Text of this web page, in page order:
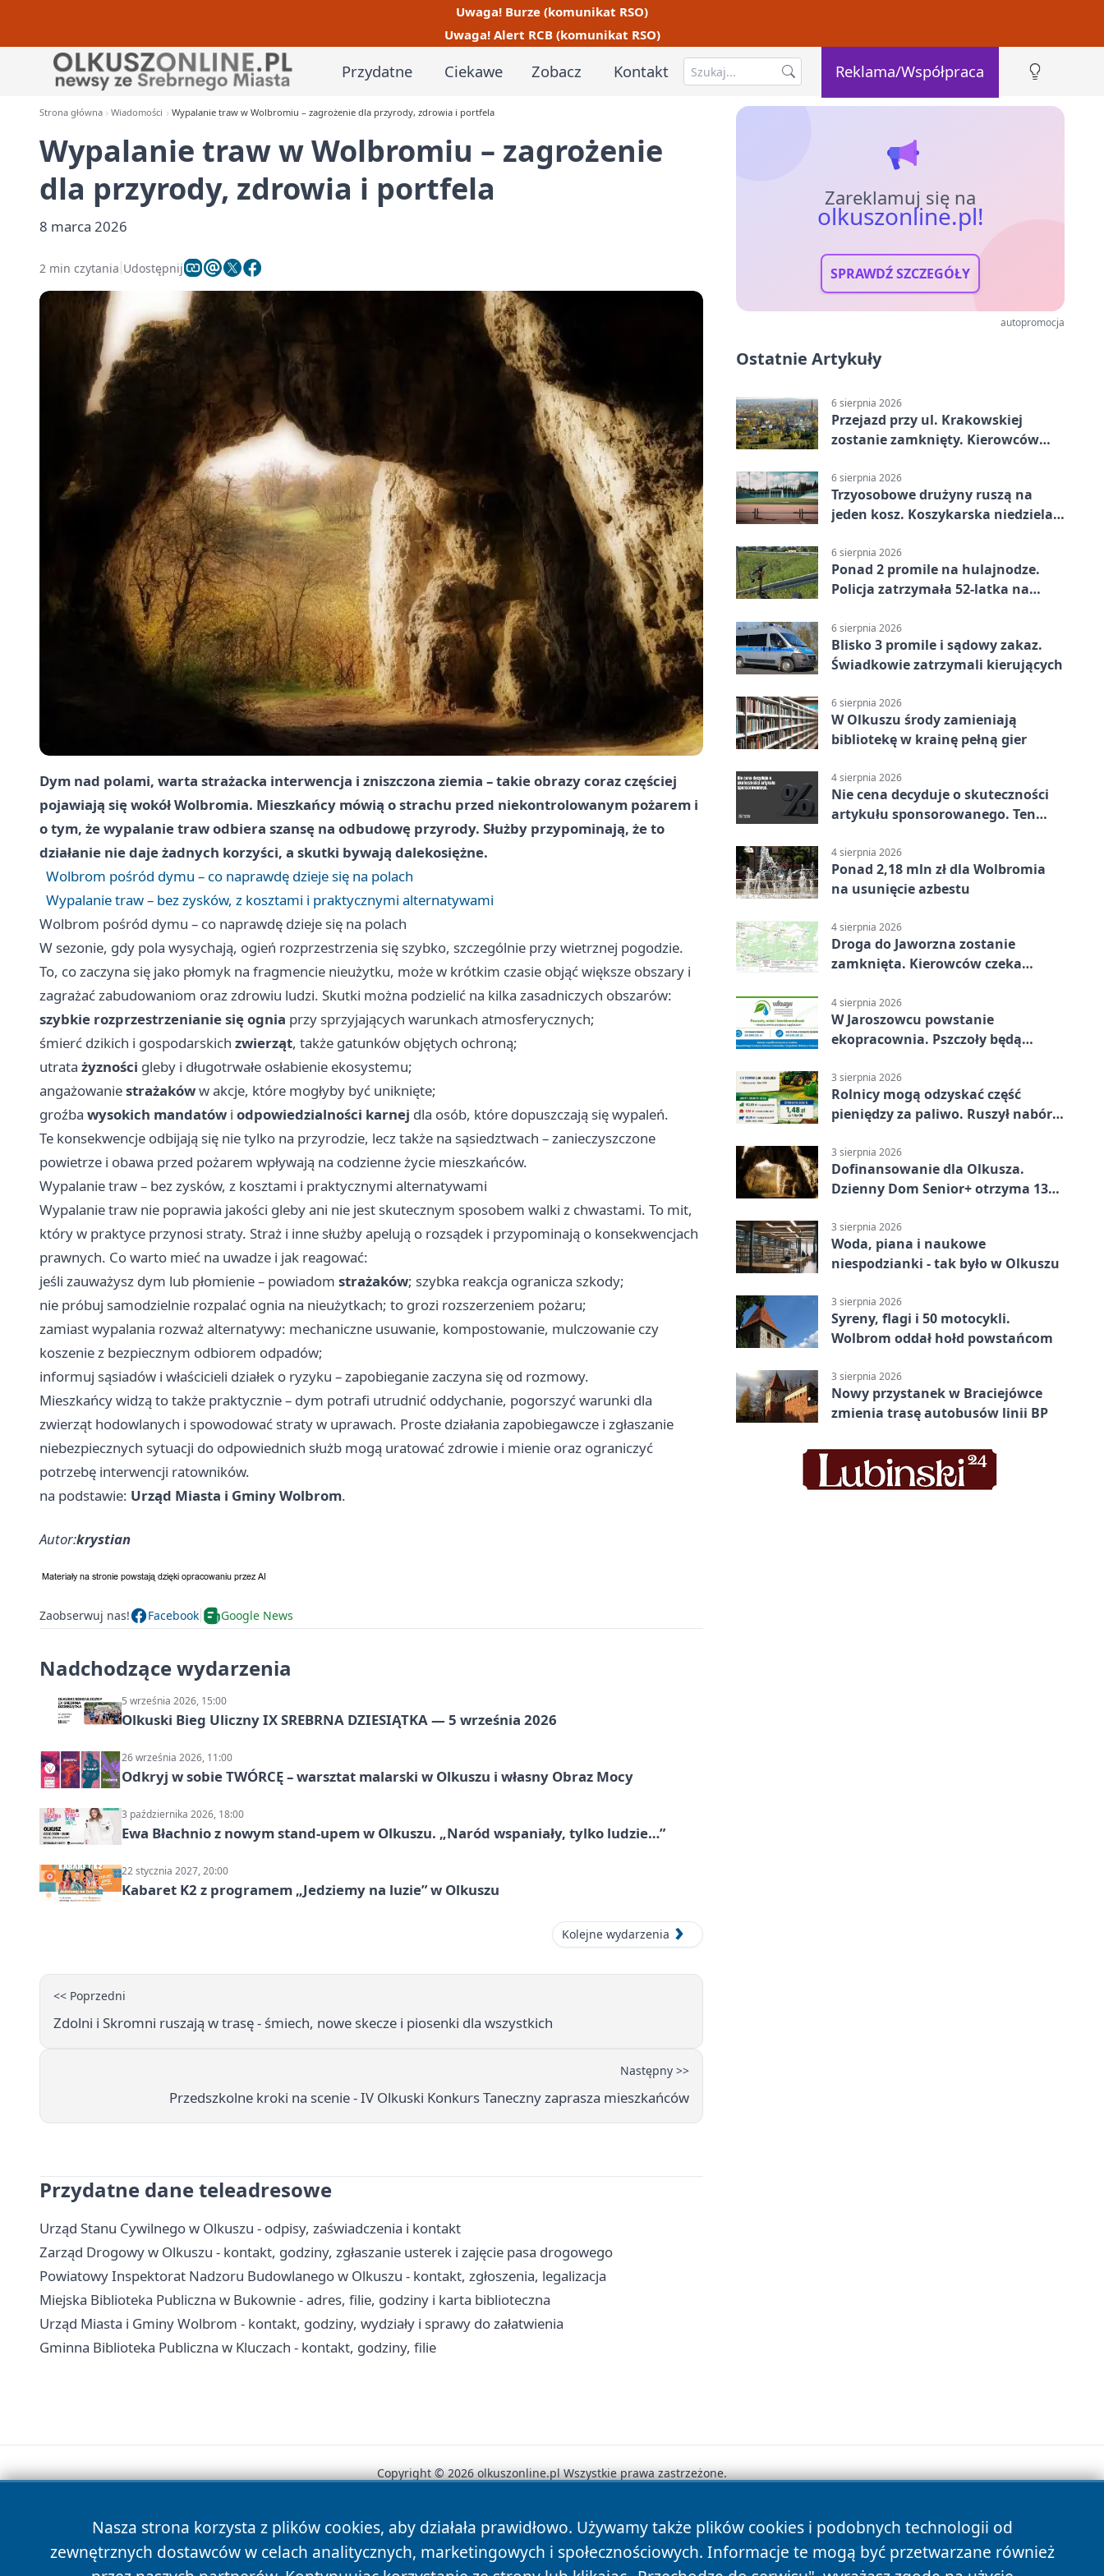
Uwaga! Burze (komunikat RSO)
Uwaga! Alert RCB (komunikat RSO)
Przydatne Ciekawe Zobacz Kontakt Reklama/Współpraca
Strona główna Wiadomości Wypalanie traw w Wolbromiu – zagrożenie dla przyrody, zdrowia i portfela
Wypalanie traw w Wolbromiu – zagrożenie
dla przyrody, zdrowia i portfela
8 marca 2026
2 min czytania Udostępnij
Dym nad polami, warta strażacka interwencja i zniszczona ziemia – takie obrazy coraz częściej
pojawiają się wokół Wolbromia. Mieszkańcy mówią o strachu przed niekontrolowanym pożarem i
o tym, że wypalanie traw odbiera szansę na odbudowę przyrody. Służby przypominają, że to
działanie nie daje żadnych korzyści, a skutki bywają dalekosiężne.
Wolbrom pośród dymu – co naprawdę dzieje się na polach
Wypalanie traw – bez zysków, z kosztami i praktycznymi alternatywami
Wolbrom pośród dymu – co naprawdę dzieje się na polach
W sezonie, gdy pola wysychają, ogień rozprzestrzenia się szybko, szczególnie przy wietrznej pogodzie.
To, co zaczyna się jako płomyk na fragmencie nieużytku, może w krótkim czasie objąć większe obszary i
zagrażać zabudowaniom oraz zdrowiu ludzi. Skutki można podzielić na kilka zasadniczych obszarów:
szybkie rozprzestrzenianie się ognia przy sprzyjających warunkach atmosferycznych;
śmierć dzikich i gospodarskich zwierząt, także gatunków objętych ochroną;
utrata żyzności gleby i długotrwałe osłabienie ekosystemu;
angażowaniestrażakóww akcje, które mogłyby być uniknięte;
groźba wysokich mandatów i odpowiedzialności karnej dla osób, które dopuszczają się wypaleń.
Te konsekwencje odbijają się nie tylko na przyrodzie, lecz także na sąsiedztwach – zanieczyszczone
powietrze i obawa przed pożarem wpływają na codzienne życie mieszkańców.
Wypalanie traw – bez zysków, z kosztami i praktycznymi alternatywami
Wypalanie traw nie poprawia jakości gleby ani nie jest skutecznym sposobem walki z chwastami. To mit,
który w praktyce przynosi straty. Straż i inne służby apelują o rozsądek i przypominają o konsekwencjach
prawnych. Co warto mieć na uwadze i jak reagować:
jeśli zauważysz dym lub płomienie – powiadom strażaków; szybka reakcja ogranicza szkody;
nie próbuj samodzielnie rozpalać ognia na nieużytkach; to grozi rozszerzeniem pożaru;
zamiast wypalania rozważ alternatywy: mechaniczne usuwanie, kompostowanie, mulczowanie czy
koszenie z bezpiecznym odbiorem odpadów;
informuj sąsiadów i właścicieli działek o ryzyku – zapobieganie zaczyna się od rozmowy.
Mieszkańcy widzą to także praktycznie – dym potrafi utrudnić oddychanie, pogorszyć warunki dla
zwierząt hodowlanych i spowodować straty w uprawach. Proste działania zapobiegawcze i zgłaszanie
niebezpiecznych sytuacji do odpowiednich służb mogą uratować zdrowie i mienie oraz ograniczyć
potrzebę interwencji ratowników.
na podstawie: Urząd Miasta i Gminy Wolbrom.
Autor:krystian
Zaobserwuj nas! Facebook Google News
Nadchodzące wydarzenia
5 września 2026, 15:00
Olkuski Bieg Uliczny IX SREBRNA DZIESIĄTKA — 5 września 2026
26 września 2026, 11:00
Odkryj w sobie TWÓRCĘ – warsztat malarski w Olkuszu i własny Obraz Mocy
3 października 2026, 18:00
Ewa Błachnio z nowym stand-upem w Olkuszu. „Naród wspaniały, tylko ludzie…”
22 stycznia 2027, 20:00
Kabaret K2 z programem „Jedziemy na luzie” w Olkuszu
Kolejne wydarzenia
<< Poprzedni
Zdolni i Skromni ruszają w trasę - śmiech, nowe skecze i piosenki dla wszystkich
Następny >>
Przedszkolne kroki na scenie - IV Olkuski Konkurs Taneczny zaprasza mieszkańców
Przydatne dane teleadresowe
Urząd Stanu Cywilnego w Olkuszu - odpisy, zaświadczenia i kontakt
Zarząd Drogowy w Olkuszu - kontakt, godziny, zgłaszanie usterek i zajęcie pasa drogowego
Powiatowy Inspektorat Nadzoru Budowlanego w Olkuszu - kontakt, zgłoszenia, legalizacja
Miejska Biblioteka Publiczna w Bukownie - adres, filie, godziny i karta biblioteczna
Urząd Miasta i Gminy Wolbrom - kontakt, godziny, wydziały i sprawy do załatwienia
Gminna Biblioteka Publiczna w Kluczach - kontakt, godziny, filie
Zareklamuj się na
olkuszonline.pl!
SPRAWDŹ SZCZEGÓŁY
autopromocja
Ostatnie Artykuły
6 sierpnia 2026
Przejazd przy ul. Krakowskiej
zostanie zamknięty. Kierowców
6 sierpnia 2026
Trzyosobowe drużyny ruszą na
jeden kosz. Koszykarska niedziela
6 sierpnia 2026
Ponad 2 promile na hulajnodze.
Policja zatrzymała 52-latka na
6 sierpnia 2026
Blisko 3 promile i sądowy zakaz.
Świadkowie zatrzymali kierujących
6 sierpnia 2026
W Olkuszu środy zamieniają
bibliotekę w krainę pełną gier
4 sierpnia 2026
Nie cena decyduje o skuteczności
artykułu sponsorowanego. Ten
4 sierpnia 2026
Ponad 2,18 mln zł dla Wolbromia
na usunięcie azbestu
4 sierpnia 2026
Droga do Jaworzna zostanie
zamknięta. Kierowców czeka
4 sierpnia 2026
W Jaroszowcu powstanie
ekopracownia. Pszczoły będą
3 sierpnia 2026
Rolnicy mogą odzyskać część
pieniędzy za paliwo. Ruszył nabór
3 sierpnia 2026
Dofinansowanie dla Olkusza.
Dzienny Dom Senior+ otrzyma 134
3 sierpnia 2026
Woda, piana i naukowe
niespodzianki - tak było w Olkuszu
3 sierpnia 2026
Syreny, flagi i 50 motocykli.
Wolbrom oddał hołd powstańcom
3 sierpnia 2026
Nowy przystanek w Braciejówce
zmienia trasę autobusów linii BP
Nasza strona korzysta z plików cookies, aby działała prawidłowo. Używamy także plików cookies i podobnych technologii od
zewnętrznych dostawców w celach analitycznych, marketingowych i społecznościowych. Informacje te mogą być przetwarzane również
Copyright © 2026 olkuszonline.pl Wszystkie prawa zastrzeżone.
News Autorzy Polityka Prywatności Polityka Cookies